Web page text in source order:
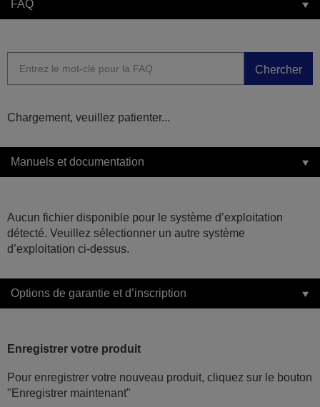
FAQ
Chercher
Chargement, veuillez patienter...
Manuels et documentation
Aucun fichier disponible pour le système d’exploitation
détecté. Veuillez sélectionner un autre système
d’exploitation ci-dessus.
Options de garantie et d’inscription
Enregistrer votre produit
Pour enregistrer votre nouveau produit, cliquez sur le bouton
"Enregistrer maintenant"